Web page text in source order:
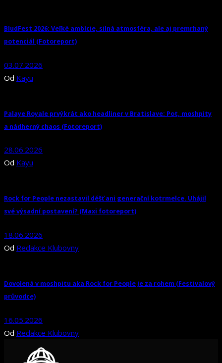
BludFest 2026: Veľké ambície, silná atmosféra, ale aj premrhaný
potenciál (Fotoreport)
03.07.2026
Od Kayu
Palaye Royale prvýkrát ako headliner v Bratislave: Pot, moshpity
a nádherný chaos (Fotoreport)
28.06.2026
Od Kayu
Rock for People nezastavil déšť ani generační kotrmelce. Uhájil
své výsadní postavení? (Maxi fotoreport)
18.06.2026
Od Redakce Klubovny
Dovolená v moshpitu aka Rock for People je za rohem (Festivalový
průvodce)
16.05.2026
Od Redakce Klubovny